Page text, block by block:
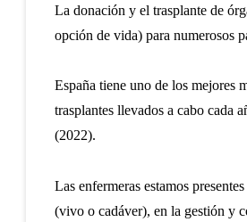
La donación y el trasplante de
opción de vida) para numerosos
España tiene uno de los mejores
trasplantes llevados a cabo cada
(2022).
Las enfermeras estamos
(vivo o cadáver), en la gestión y